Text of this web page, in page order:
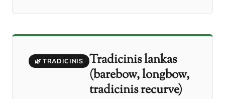
🌿 TRADICINIS
Tradicinis lankas
(barebow, longbow,
tradicinis recurve)